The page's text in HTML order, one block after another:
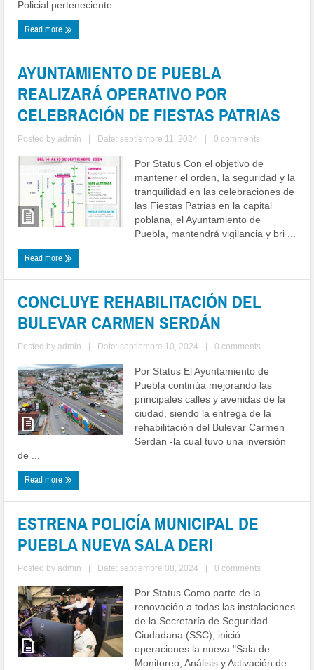
Policial perteneciente ...
Read more
AYUNTAMIENTO DE PUEBLA
REALIZARÁ OPERATIVO POR
CELEBRACIÓN DE FIESTAS PATRIAS
Posted byadmin Date: septiembre 11, 2024 0 comments
Por Status Con el objetivo de
mantener el orden, la seguridad y la
tranquilidad en las celebraciones de
las Fiestas Patrias en la capital
poblana, el Ayuntamiento de
Puebla, mantendrá vigilancia y bri ...
Read more
CONCLUYE REHABILITACIÓN DEL
BULEVAR CARMEN SERDÁN
Posted byadmin Date: septiembre 10, 2024 0 comments
Por Status El Ayuntamiento de
Puebla continúa mejorando las
principales calles y avenidas de la
ciudad, siendo la entrega de la
rehabilitación del Bulevar Carmen
Serdán -la cual tuvo una inversión
de ...
Read more
ESTRENA POLICÍA MUNICIPAL DE
PUEBLA NUEVA SALA DERI
Posted byadmin Date: septiembre 08, 2024 0 comments
Por Status Como parte de la
renovación a todas las instalaciones
de la Secretaría de Seguridad
Ciudadana (SSC), inició
operaciones la nueva "Sala de
Monitoreo, Análisis y Activación de